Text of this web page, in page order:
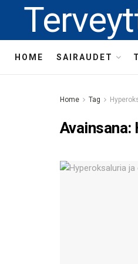
HOME SAIRAUDET
Home Tag
Avainsana: